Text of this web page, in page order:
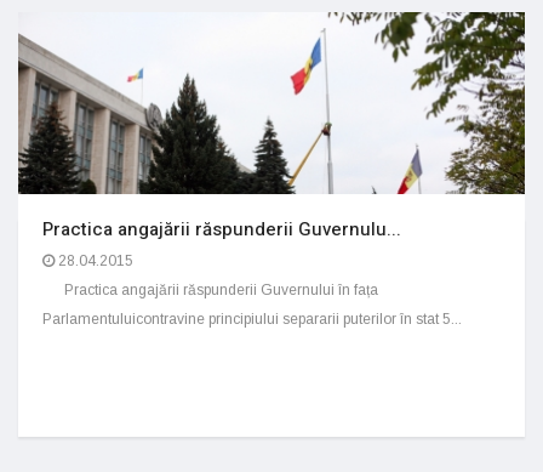
Practica angajării răspunderii Guvernulu...
28.04.2015
Practica angajării răspunderii Guvernului în fața
Parlamentuluicontravine principiului separarii puterilor în stat 5...